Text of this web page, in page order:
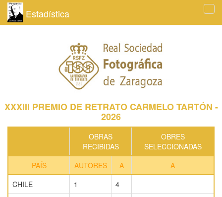
Estadística
XXXIII PREMIO DE RETRATO CARMELO TARTÓN -
2026
OBRAS
RECIBIDAS
OBRES
SELECCIONADAS
PAÍS
AUTORES A
A
CHILE
1
4